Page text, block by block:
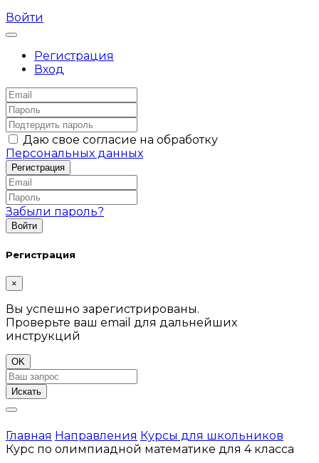
Войти
Регистрация
Вход
Даю свое согласие на обработку
Персональных данных
Забыли пароль?
Регистрация
×
Вы успешно зарегистрированы.
Проверьте ваш email для дальнейших
инструкций
OK
Искать
Главная Направления Курсы для школьников
Курс по олимпиадной математике для 4 класса